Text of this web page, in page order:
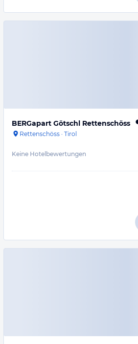
BERGapart Götschl Rettenschöss
Rettenschöss · Tirol
Keine Hotelbewertungen